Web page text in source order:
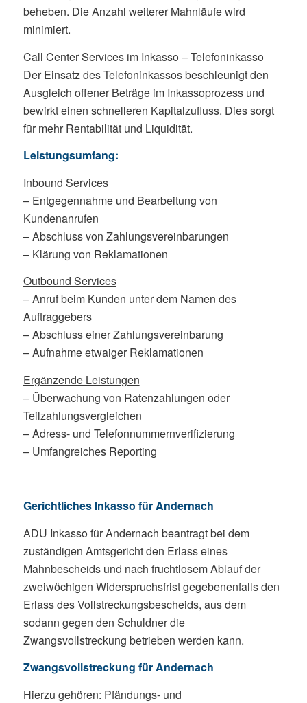
beheben. Die Anzahl weiterer Mahnläufe wird
minimiert.
Call Center Services im Inkasso – Telefoninkasso
Der Einsatz des Telefoninkassos beschleunigt den
Ausgleich offener Beträge im Inkassoprozess und
bewirkt einen schnelleren Kapitalzufluss. Dies sorgt
für mehr Rentabilität und Liquidität.
Leistungsumfang:
Inbound Services
– Entgegennahme und Bearbeitung von
Kundenanrufen
– Abschluss von Zahlungsvereinbarungen
– Klärung von Reklamationen
Outbound Services
– Anruf beim Kunden unter dem Namen des
Auftraggebers
– Abschluss einer Zahlungsvereinbarung
– Aufnahme etwaiger Reklamationen
Ergänzende Leistungen
– Überwachung von Ratenzahlungen oder
Teilzahlungsvergleichen
– Adress- und Telefonnummernverifizierung
– Umfangreiches Reporting
Gerichtliches Inkasso für Andernach
ADU Inkasso für Andernach beantragt bei dem
zuständigen Amtsgericht den Erlass eines
Mahnbescheids und nach fruchtlosem Ablauf der
zweiwöchigen Widerspruchsfrist gegebenenfalls den
Erlass des Vollstreckungsbescheids, aus dem
sodann gegen den Schuldner die
Zwangsvollstreckung betrieben werden kann.
Zwangsvollstreckung für Andernach
Hierzu gehören: Pfändungs- und